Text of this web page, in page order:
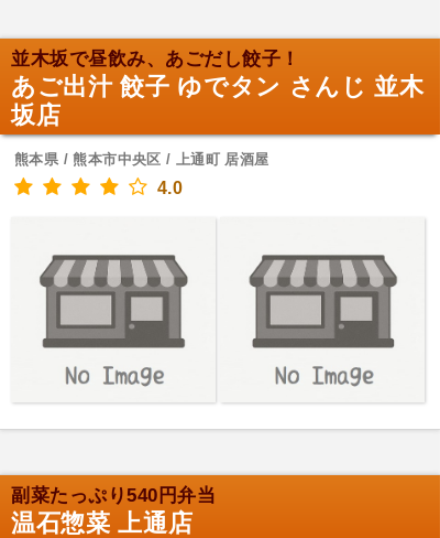
並木坂で昼飲み、あごだし餃子！
あご出汁 餃子 ゆでタン さんじ 並木
坂店
熊本県 / 熊本市中央区 / 上通町 居酒屋
4.0
副菜たっぷり540円弁当
温石惣菜 上通店